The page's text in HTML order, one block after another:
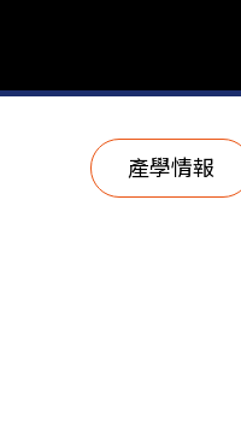
產學情報